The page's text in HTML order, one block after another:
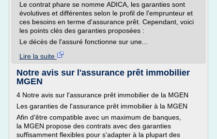
Le contrat phare se nomme ADICA, les garanties sont
évolutives et différentes selon le profil de l'emprunteur et
ces besoins en terme d'assurance prêt. Cependant, voici
les points clés des garanties proposées :
Le décès de l'assuré fonctionne sur une...
Lire la suite
Notre avis sur l'assurance prêt immobilier
MGEN
4 Notre avis sur l'assurance prêt immobilier de la MGEN
Les garanties de l'assurance prêt immobilier à la MGEN
Afin d'être compatible avec un maximum de banques,
la MGEN propose des contrats avec des garanties
suffisamment flexibles pour s'adapter à la plupart des